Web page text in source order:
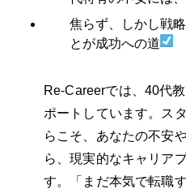
焦らず、しかし戦
とが成功への道
Re-Careerでは、40代
ポートしています。ス
らこそ、あなたの不安
ら、現実的なキャリア
す。「まだ本気で転職